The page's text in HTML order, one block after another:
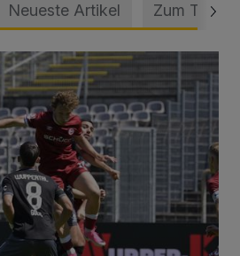
Neueste Artikel Zum Thema
Bahnhof und klare Ansage